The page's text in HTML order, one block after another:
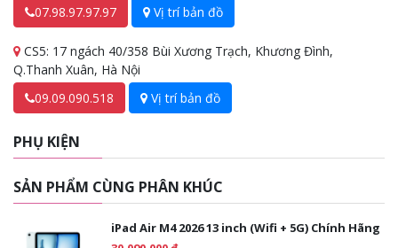
07.98.97.97.97 Vị trí bản đồ
CS5: 17 ngách 40/358 Bùi Xương Trạch, Khương Đình,
Q.Thanh Xuân, Hà Nội
09.09.090.518
Vị trí bản đồ
PHỤ KIỆN
SẢN PHẨM CÙNG PHÂN KHÚC
iPad Air M4 2026 13 inch (Wifi + 5G) Chính Hãng